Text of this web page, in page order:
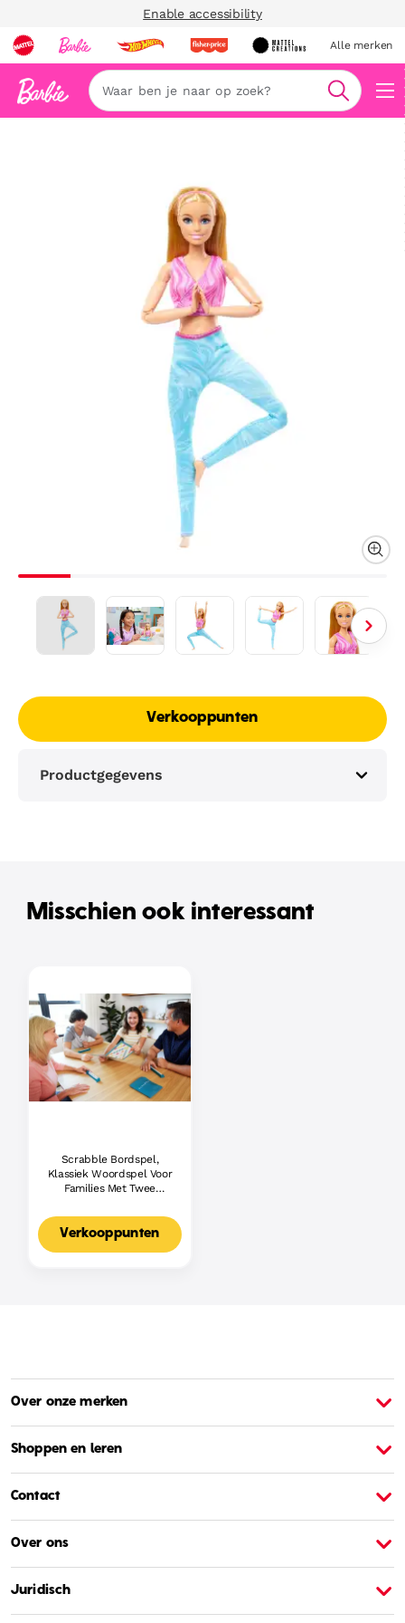
Enable accessibility
Alle merken
Zoeken
Verkooppunten
Productgegevens
Misschien ook interessant
Scrabble Bordspel,
Klassiek Woordspel Voor
Families Met Twee
Voor 2-4 Spelers,
Nederlandse Editie
Verkooppunten
Over onze merken
Shoppen en leren
Contact
Over ons
Juridisch